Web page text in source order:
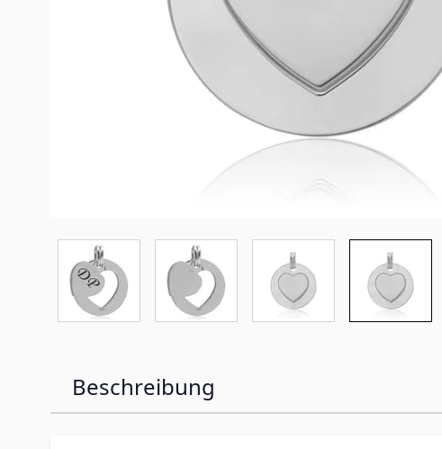
Beschreibung